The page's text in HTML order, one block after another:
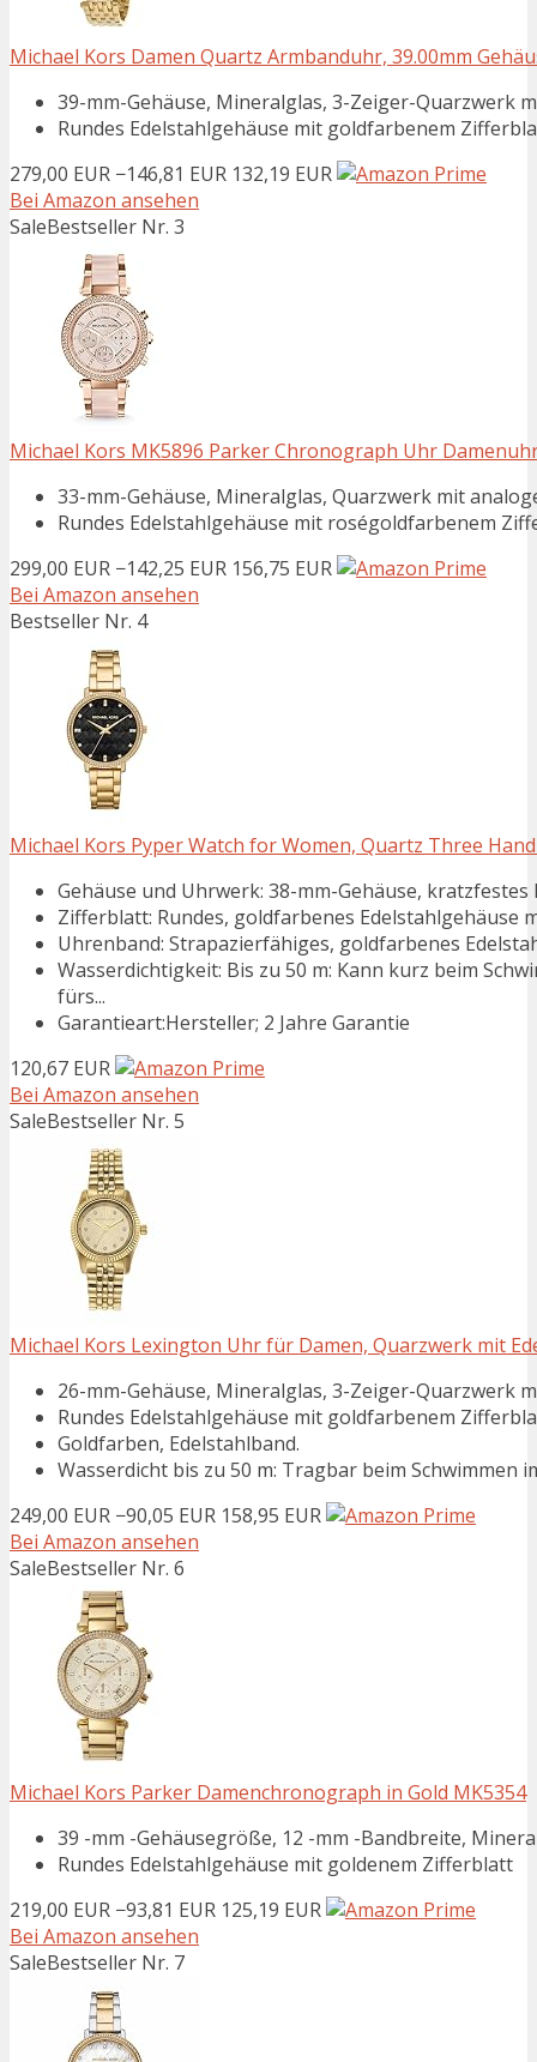
Michael Kors Damen Quartz Armbanduhr, 39.00mm
39-mm-Gehäuse, Mineralglas, 3-Zeiger-Quarzwerk
Rundes Edelstahlgehäuse mit goldfarbenem
279,00 EUR −146,81 EUR 132,19 EUR
Bei Amazon ansehen
SaleBestseller Nr. 3
Michael Kors MK5896 Parker Chronograph Uhr
33-mm-Gehäuse, Mineralglas, Quarzwerk mit
Rundes Edelstahlgehäuse mit roségoldfarbenem
299,00 EUR −142,25 EUR 156,75 EUR
Bei Amazon ansehen
Bestseller Nr. 4
Michael Kors Pyper Watch for Women, Quartz Three
Gehäuse und Uhrwerk: 38-mm-Gehäuse,
Zifferblatt: Rundes, goldfarbenes Edelstahlgehäuse
Uhrenband: Strapazierfähiges, goldfarbenes
Wasserdichtigkeit: Bis zu 50 m: Kann kurz beim
fürs...
Garantieart:Hersteller; 2 Jahre Garantie
120,67 EUR
Bei Amazon ansehen
SaleBestseller Nr. 5
Michael Kors Lexington Uhr für Damen, Quarzwerk mit
26-mm-Gehäuse, Mineralglas, 3-Zeiger-Quarzwerk
Rundes Edelstahlgehäuse mit goldfarbenem
Goldfarben, Edelstahlband.
Wasserdicht bis zu 50 m: Tragbar beim Schwimmen
249,00 EUR −90,05 EUR 158,95 EUR
Bei Amazon ansehen
SaleBestseller Nr. 6
Michael Kors Parker Damenchronograph in Gold MK5354
39 -mm -Gehäusegröße, 12 -mm -Bandbreite,
Rundes Edelstahlgehäuse mit goldenem Zifferblatt
219,00 EUR −93,81 EUR 125,19 EUR
Bei Amazon ansehen
SaleBestseller Nr. 7